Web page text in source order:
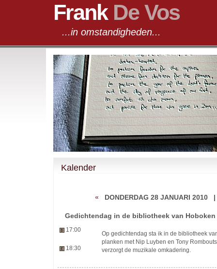
Frank De Vos
...in omstandigheden...
Kalender
« DONDERDAG 28 JANUARI 2010
Gedichtendag in de bibliotheek van Hoboken
17:00
18:30
Op gedichtendag sta ik in de bibliotheek
planken met Nip Luyben en Tony
verzorgt de muzikale omkadering.